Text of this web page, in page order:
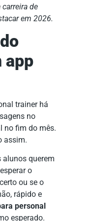
de
em 2026.
app
trainer há
no
no fim do mês.
assim.
alunos querem
o
ou se o
rápido e
personal
esperado.